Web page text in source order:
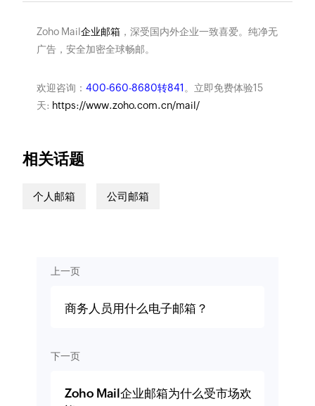
Zoho Mail企业邮箱，深受国内外企业一致喜爱。纯净无
广告，安全加密全球畅邮。
欢迎咨询： 400-660-8680转841 。立即免费体验15
天: https://www.zoho.com.cn/mail/
相关话题
个人邮箱 公司邮箱
上一页
商务人员用什么电子邮箱？
下一页
Zoho Mail企业邮箱为什么受市场欢